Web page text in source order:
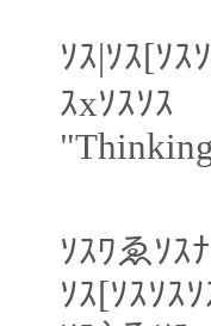
ｿｽ|ｿｽ[ｿｽ
ｽxｿｽｿｽ
ｿｽﾜゑｿｽ
ｿｽ[ｿｽｿｽ